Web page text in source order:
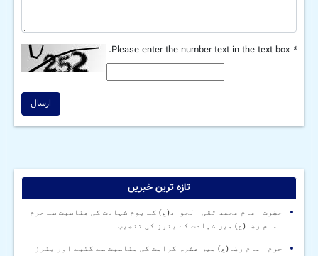
*
ارسال
تازہ ترین خبریں
حضرت امام محمد تقی الجواد(ع) کے یوم شہادت کی مناسبت سے حرم
امام رضا(ع) میں شہادت کے بنرز کی تنصیب
حرم امام رضا(ع) میں عشرہ کرامت کی مناسبت سے کتبے اور بنرز